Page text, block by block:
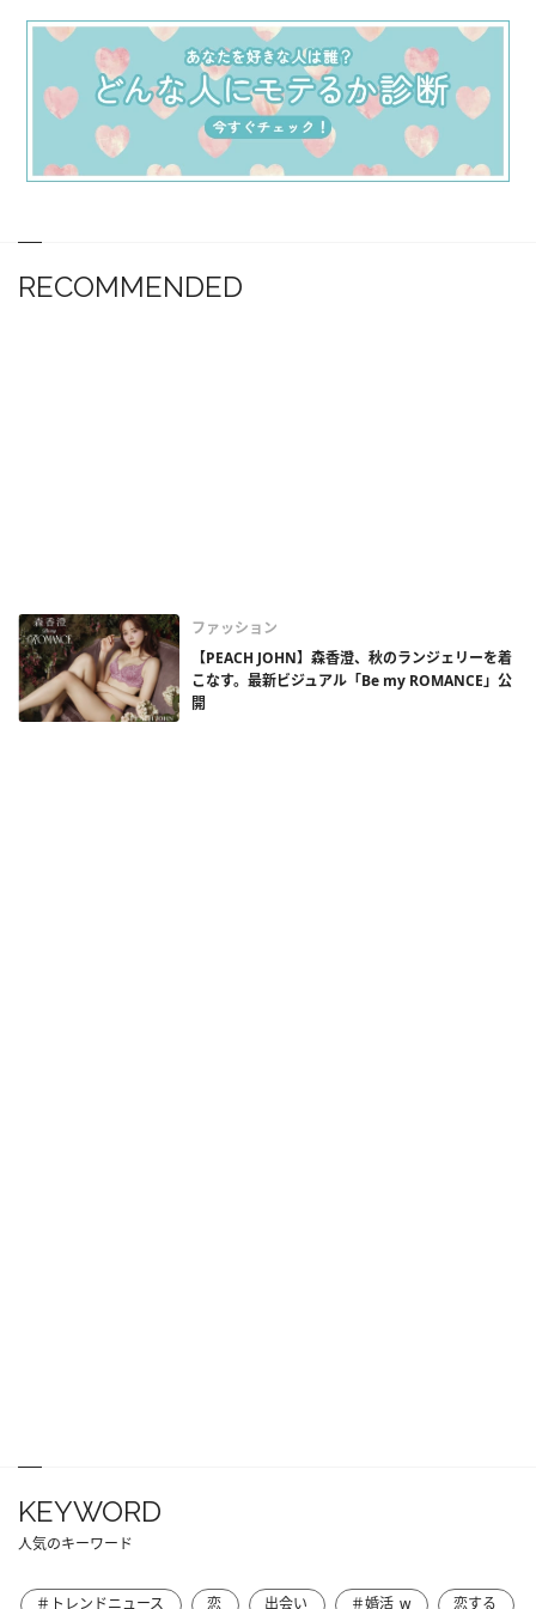
RECOMMENDED
ファッション
【PEACH JOHN】森香澄、秋のランジェリーを着
こなす。最新ビジュアル「Be my ROMANCE」公
開
KEYWORD
人気のキーワード
＃トレンドニュース 恋 出会い ＃婚活_w 恋する